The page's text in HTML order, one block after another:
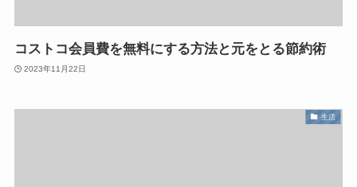
コストコ会員費を無料にする方法と元をとる節約術
2023年11月22日
生活